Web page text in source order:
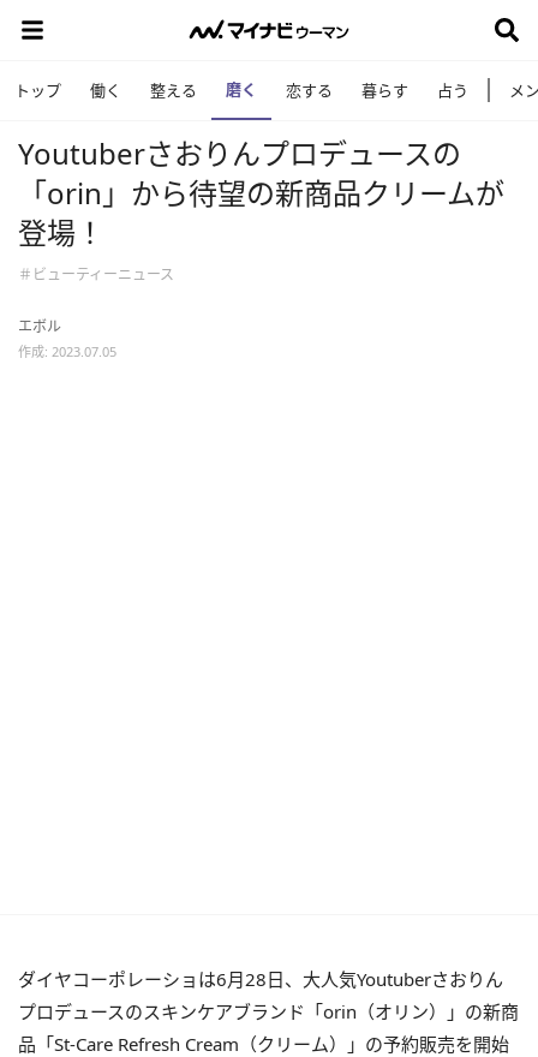
トップ 働く 整える 磨く 恋する 暮らす 占う メ
Youtuberさおりんプロデュースの
「orin」から待望の新商品クリームが
登場！
＃ビューティーニュース
エボル
作成: 2023.07.05
ダイヤコーポレーショは6月28日、大人気Youtuberさおりん
プロデュースのスキンケアブランド「orin（オリン）」の新商
品「St-Care Refresh Cream（クリーム）」の予約販売を開始